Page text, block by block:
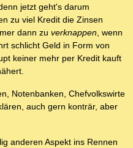
jetzt geht's darum
zu viel Kredit die Zinsen
dann zu verknappen, wenn
schlicht Geld in Form von
keiner mehr per Kredit kauft
Notenbanken, Chefvolkswirte
auch gern konträr, aber
anderen Aspekt ins Rennen